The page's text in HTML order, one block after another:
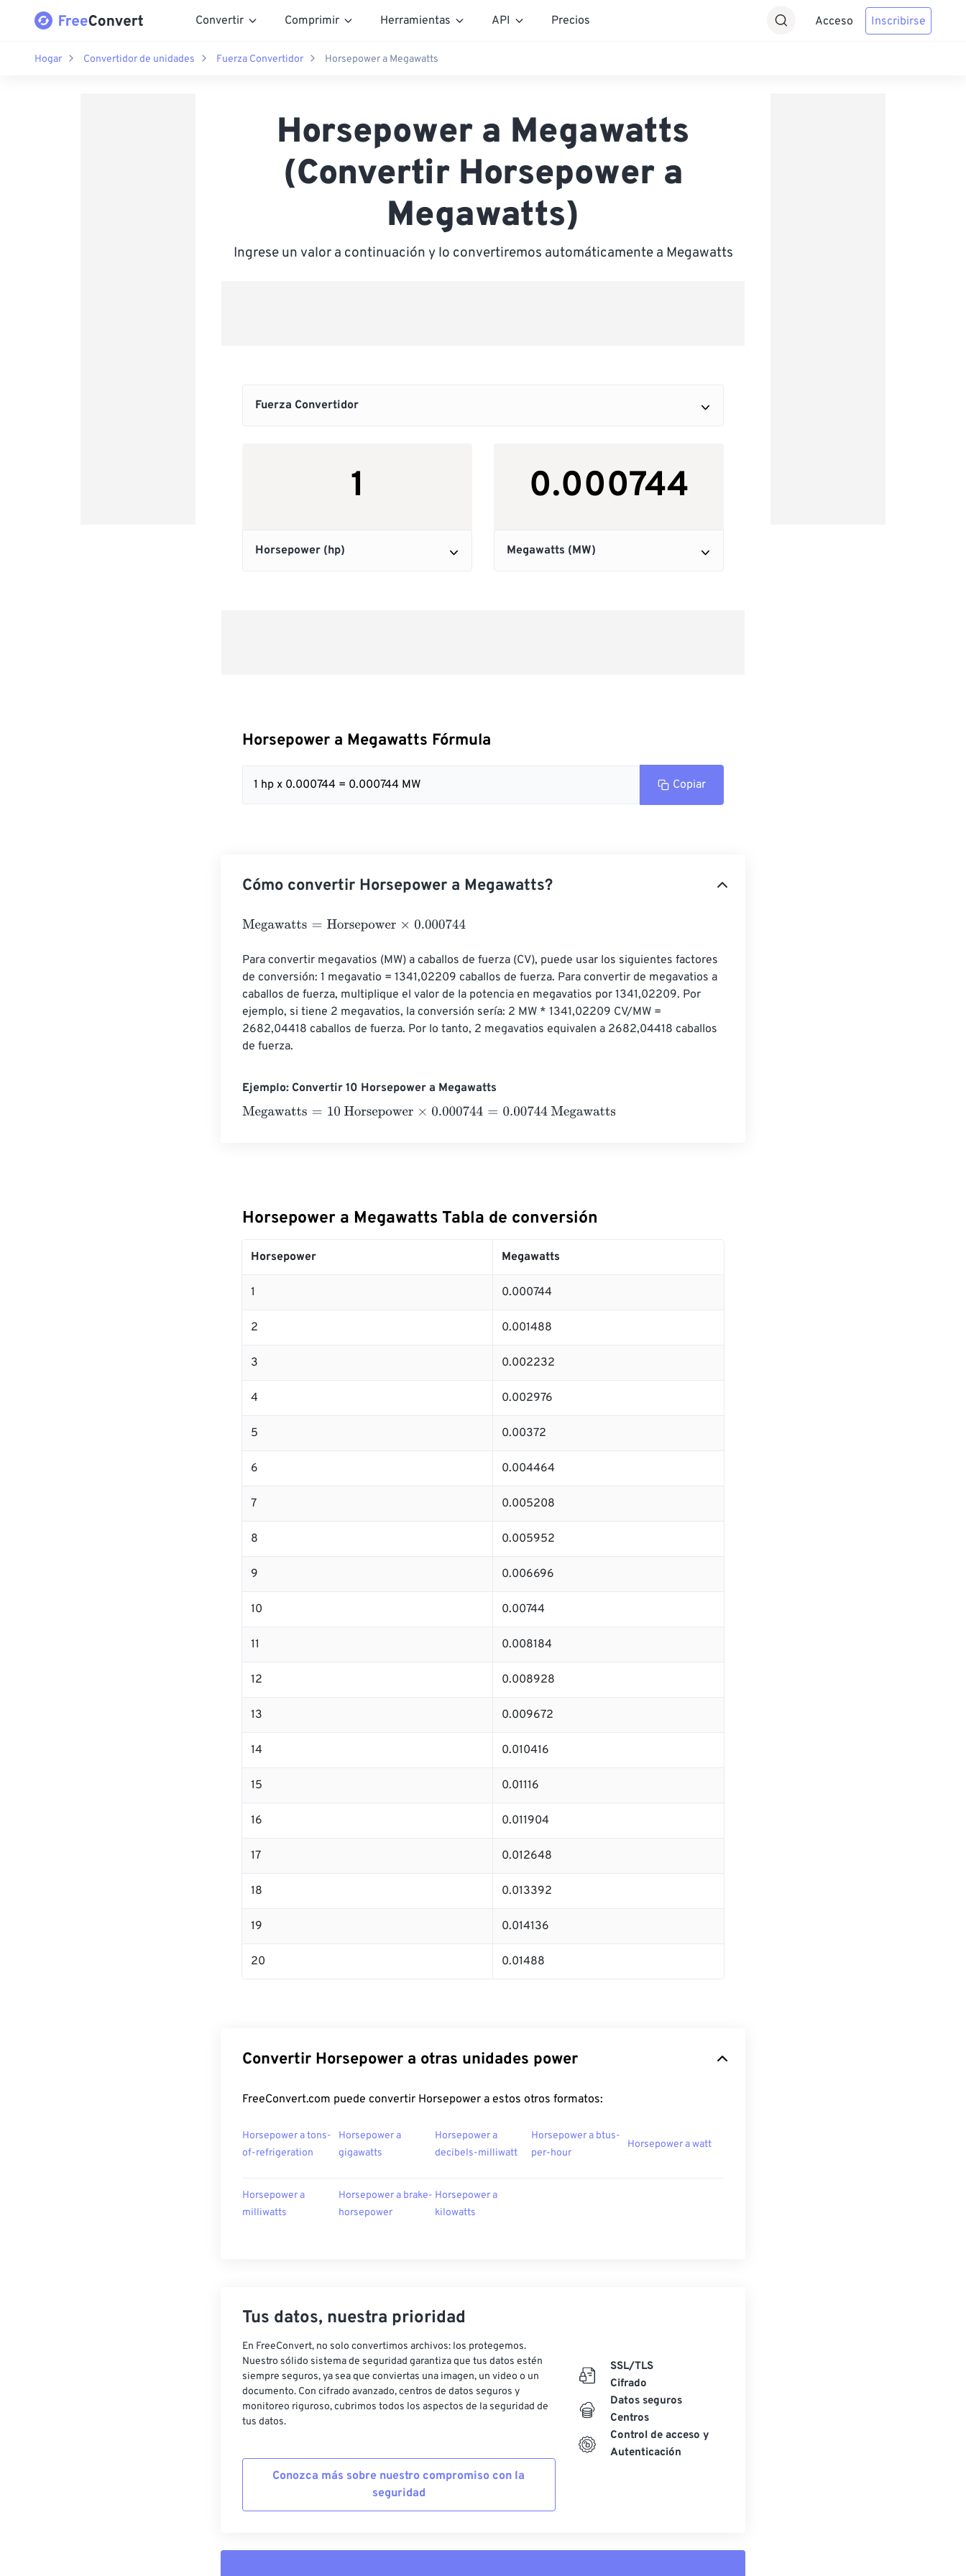
Convertir Comprimir Herramientas API Precios Acceso Inscribirse
Hogar Convertidor de unidades Fuerza Convertidor Horsepower a Megawatts
Horsepower a Megawatts
(Convertir Horsepower a
Megawatts)
Ingrese un valor a continuación y lo convertiremos automáticamente a Megawatts
Horsepower a Megawatts Fórmula
1 hp x 0.000744 = 0.000744 MW Copiar
Cómo convertir Horsepower a Megawatts?
Megawatts=Horsepower×0.000744
Para convertir megavatios (MW) a caballos de fuerza (CV), puede usar los siguientes factores
de conversión: 1 megavatio = 1341,02209 caballos de fuerza. Para convertir de megavatios a
caballos de fuerza, multiplique el valor de la potencia en megavatios por 1341,02209. Por
ejemplo, si tiene 2 megavatios, la conversión sería: 2 MW * 1341,02209 CV/MW =
2682,04418 caballos de fuerza. Por lo tanto, 2 megavatios equivalen a 2682,04418 caballos
de fuerza.
Ejemplo: Convertir 10 Horsepower a Megawatts
Megawatts=10 Horsepower×0.000744=0.00744 Megawatts
Horsepower a Megawatts Tabla de conversión
Horsepower Megawatts
1 0.000744
2 0.001488
3 0.002232
4 0.002976
5 0.00372
6 0.004464
7 0.005208
8 0.005952
9 0.006696
10 0.00744
11 0.008184
12 0.008928
13 0.009672
14 0.010416
15 0.01116
16 0.011904
17 0.012648
18 0.013392
19 0.014136
20 0.01488
Convertir Horsepower a otras unidades power
FreeConvert.com puede convertir Horsepower a estos otros formatos:
Horsepower a tons-
of-refrigeration
Horsepower a
gigawatts
Horsepower a
decibels-milliwatt
Horsepower a btus-
per-hour
Horsepower a watt
Horsepower a
milliwatts
Horsepower a brake-
horsepower
Horsepower a
kilowatts
Tus datos, nuestra prioridad
En FreeConvert, no solo convertimos archivos: los protegemos.
Nuestro sólido sistema de seguridad garantiza que tus datos estén
siempre seguros, ya sea que conviertas una imagen, un video o un
documento. Con cifrado avanzado, centros de datos seguros y
monitoreo riguroso, cubrimos todos los aspectos de la seguridad de
tus datos.
Conozca más sobre nuestro compromiso con la
seguridad
SSL/TLS
Cifrado
Datos seguros
Centros
Control de acceso y
Autenticación